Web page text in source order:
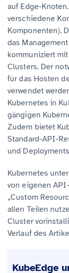
auf Edge-
verschiedene
Komponenten).
das
kommuniziert
Clusters. Der
für das Hosten
verwendet
Kubernetes in
gängigen
Zudem bietet
Standard-API-
und
Kubernetes
von eigenen
„Custom
allen Teilen
Cluster
Verlauf des
KubeEdge